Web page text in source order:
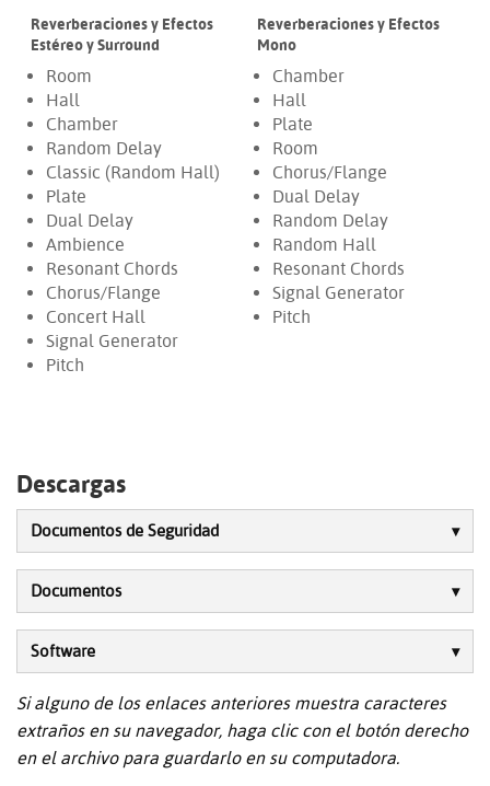
Reverberaciones y Efectos
Estéreo y Surround
Room
Hall
Chamber
Random Delay
Classic (Random Hall)
Plate
Dual Delay
Ambience
Resonant Chords
Chorus/Flange
Concert Hall
Signal Generator
Pitch
Reverberaciones y Efectos
Mono
Chamber
Hall
Plate
Room
Chorus/Flange
Dual Delay
Random Delay
Random Hall
Resonant Chords
Signal Generator
Pitch
Descargas
Documentos de Seguridad
Documentos
Software
Si alguno de los enlaces anteriores muestra caracteres
extraños en su navegador, haga clic con el botón derecho
en el archivo para guardarlo en su computadora.